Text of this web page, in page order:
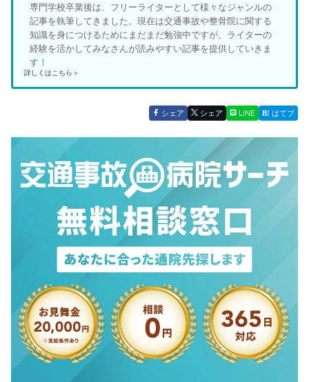
専門学校卒業後は、フリーライターとして様々なジャンルの
記事を執筆してきました。現在は交通事故や整骨院に関する
知識を身につけるためにまだまだ勉強中ですが、ライターの
経験を活かしてみなさんが読みやすい記事を提供していきま
す！
詳しくはこちら＞
シェア シェア LINE はてブ